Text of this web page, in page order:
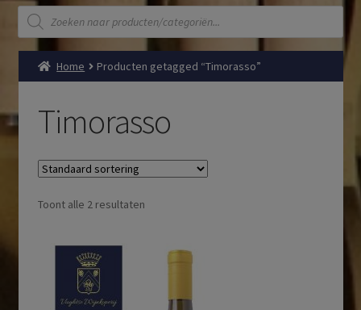
Producten
zoeken
Home Producten getagged “Timorasso”
Timorasso
Toont alle 2 resultaten